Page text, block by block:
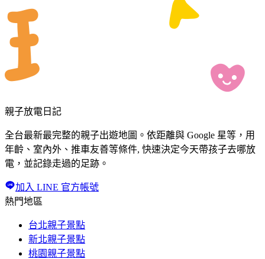
親子放電日記
全台最新最完整的親子出遊地圖。依距離與 Google 星等，用
年齡、室內外、推車友善等條件, 快速決定今天帶孩子去哪放
電，並記錄走過的足跡。
加入 LINE 官方帳號
熱門地區
台北親子景點
新北親子景點
桃園親子景點